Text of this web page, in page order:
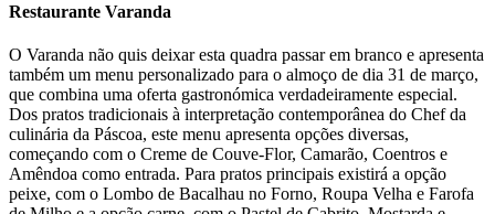
Restaurante Varanda
O Varanda não quis deixar esta quadra passar em branco e apresenta
também um menu personalizado para o almoço de dia 31 de março,
que combina uma oferta gastronómica verdadeiramente especial.
Dos pratos tradicionais à interpretação contemporânea do Chef da
culinária da Páscoa, este menu apresenta opções diversas,
começando com o Creme de Couve-Flor, Camarão, Coentros e
Amêndoa como entrada. Para pratos principais existirá a opção
peixe, com o Lombo de Bacalhau no Forno, Roupa Velha e Farofa